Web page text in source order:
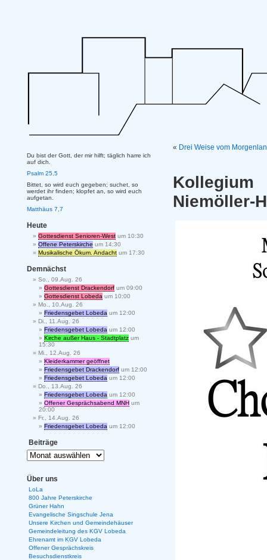
« Drei Weise vom
Niemöller-
Du bist der Gott, der mir hilft; täglich harre ich
auf dich.
Psalm 25,5
Bittet, so wird euch gegeben; suchet, so
werdet ihr finden; klopfet an, so wird euch
aufgetan.
Matthäus 7,7
Heute
Gottesdienst Senioren-West um 10:30
Offene Peterskirche um 14:30
Musikalische Ökum. Andacht um 17:30
Demnächst
So., 09.Aug. 26
Gottesdienst Drackendorf um 09:00
Gottesdienst Lobeda um 10:00
Mo., 10.Aug. 26
Friedensgebet Lobeda um 12:00
Di., 11.Aug. 26
Friedensgebet Lobeda um 12:00
Kirche außer Haus - Stadtplatz um
15:30
Mi., 12.Aug. 26
Kleiderkammer geöffnet
Friedensgebet Drackendorf um 12:00
Friedensgebet Lobeda um 12:00
Do., 13.Aug. 26
Friedensgebet Lobeda um 12:00
Offener Gesprächsabend MNH um
20:00
Fr., 14.Aug. 26
Friedensgebet Lobeda um 12:00
Beiträge
Über uns
LoLa
800 Jahre Peterskirche
Grüner Hahn
Evangelische Singschule Jena
Unsere Kirchen und Gemeindehäuser
Gemeindeleitung des KGV Lobeda
Ehrenamt im KGV Lobeda
Offener Gesprächskreis
Besuchsdienstkreis